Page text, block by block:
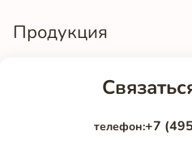
Продукция
телефон:+7